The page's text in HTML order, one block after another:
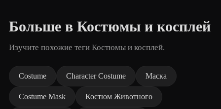
Больше в Костюмы и косплей
Изучите похожие теги Костюмы и косплей.
Costume Character Costume Маска
Costume Mask Костюм Животного